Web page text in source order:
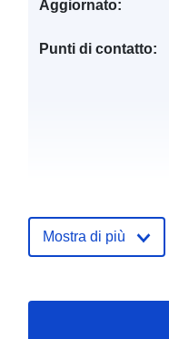
Aggiornato:
Punti di contatto:
Mostra di più